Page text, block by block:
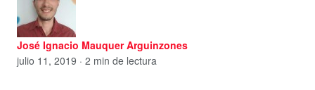
José Ignacio Mauquer Arguinzones
julio 11, 2019 · 2 min de lectura